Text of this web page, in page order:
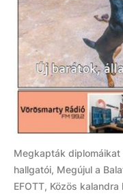
Megkapták
hallgatói, Megújul a
EFOTT, Közös